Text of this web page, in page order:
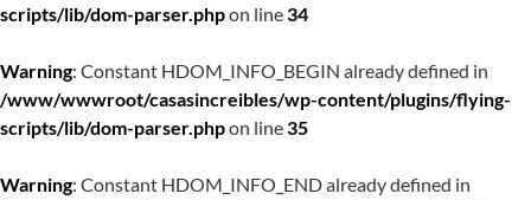
scripts/lib/dom-parser.phpon line34
Warning: Constant HDOM_INFO_BEGIN already defined in
/www/wwwroot/casasincreibles/wp-content/plugins/flying-
scripts/lib/dom-parser.phpon line35
Warning: Constant HDOM_INFO_END already defined in